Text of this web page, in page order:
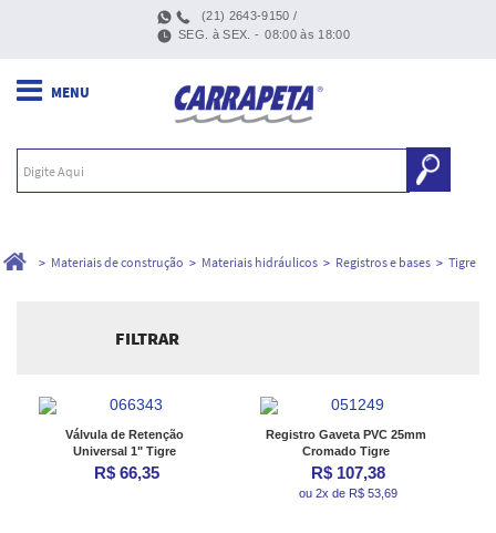
(21) 2643-9150 /
SEG. à SEX. - 08:00 às 18:00
Materiais de construção Materiais hidráulicos Registros e bases Tigre
FILTRAR
Ordenar por:
Válvula de Retenção
Universal 1" Tigre
R$ 66,35
Registro Gaveta PVC 25mm
Cromado Tigre
R$ 107,38
ou 2x de R$ 53,69